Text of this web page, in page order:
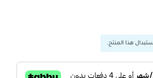
هذا المنتج.